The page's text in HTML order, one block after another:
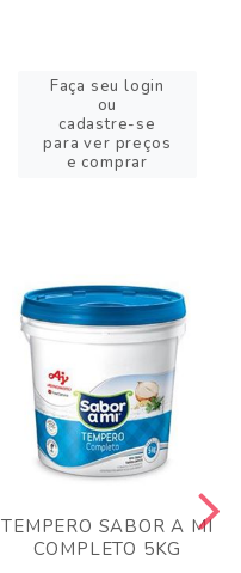
Faça seu login
ou
cadastre-se
para ver preços
e comprar
TEMPERO SABOR A MI
COMPLETO 5KG